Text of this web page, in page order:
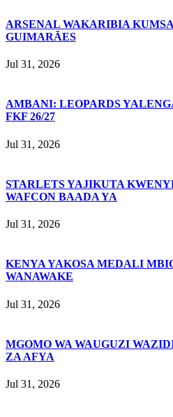
ARSENAL WAKARIBIA
GUIMARÃES
Jul 31, 2026
AMBANI: LEOPARDS
FKF 26/27
Jul 31, 2026
STARLETS YAJIKUTA
WAFCON BAADA YA
Jul 31, 2026
KENYA YAKOSA MEDALI
WANAWAKE
Jul 31, 2026
MGOMO WA WAUGUZI
ZA AFYA
Jul 31, 2026